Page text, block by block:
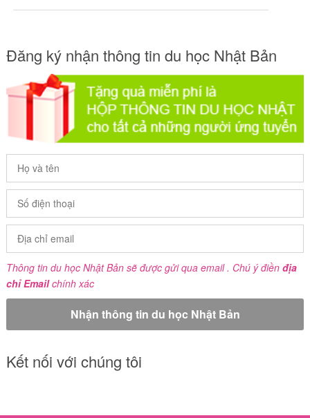
Đăng ký nhận thông tin du học Nhật Bản
Thông tin du học Nhật Bản sẽ được gửi qua email . Chú ý điền địa
chỉ Emailchính xác
Kết nối với chúng tôi